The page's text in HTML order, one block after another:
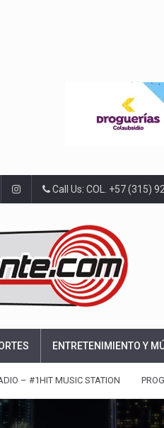
Call Us: COL. +57 (315)
ENTRETENIMIENTO Y
– #1HIT MUSIC STATION